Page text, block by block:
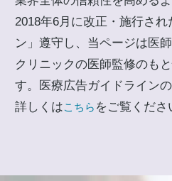
2018年6月に改正・施行さ
ン」遵守し、当ページは医
クリニックの医師監修のも
す。医療広告ガイドライン
詳しくはこちら をご覧くださ